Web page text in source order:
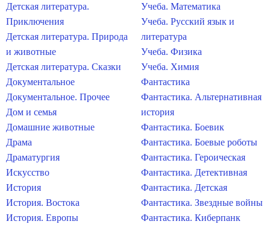
Детская литература.
Приключения
Детская литература. Природа
и животные
Детская литература. Сказки
Документальное
Документальное. Прочее
Дом и семья
Домашние животные
Драма
Драматургия
Искусство
История
История. Востока
История. Европы
Учеба. Математика
Учеба. Русский язык и
литература
Учеба. Физика
Учеба. Химия
Фантастика
Фантастика. Альтернативная
история
Фантастика. Боевик
Фантастика. Боевые роботы
Фантастика. Героическая
Фантастика. Детективная
Фантастика. Детская
Фантастика. Звездные войны
Фантастика. Киберпанк